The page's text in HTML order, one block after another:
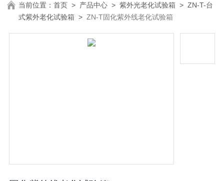
当前位置：首页 > 产品中心 >紫外光老化试验箱 >ZN-T-台
式紫外老化试验箱 >ZN-T固化紫外线老化试验箱